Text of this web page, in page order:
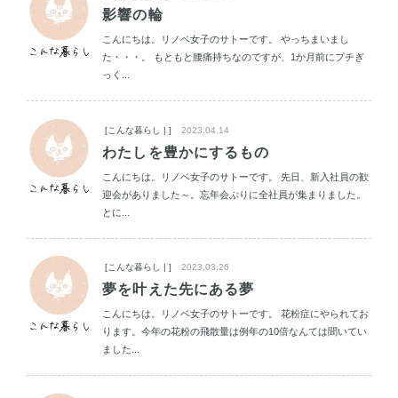
影響の輪
こんにちは。リノベ女子のサトーです。 やっちまいまし
た・・・。 もともと腰痛持ちなのですが、1か月前にプチぎ
っく...
[こんな暮らし | ] 2023.04.14
わたしを豊かにするもの
こんにちは。リノベ女子のサトーです。 先日、新入社員の歓
迎会がありました～。忘年会ぶりに全社員が集まりました。
とに...
[こんな暮らし | ] 2023.03.26
夢を叶えた先にある夢
こんにちは。リノベ女子のサトーです。 花粉症にやられてお
ります。今年の花粉の飛散量は例年の10倍なんては聞いてい
ました...